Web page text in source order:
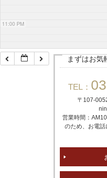
11:00 PM
まずはお気
TEL：
〒107-
営業時間：
のため、お電話